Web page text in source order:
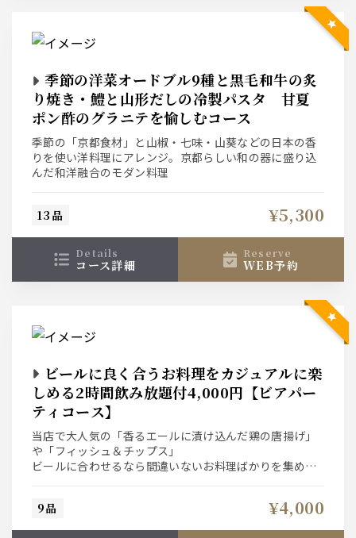
季節の洋菜オードブル9種と黒毛和牛の炙
り焼き・鱧と山形だしの冷製パスタ 甘夏
ポン酢のグラニテを愉しむコース
季節の「京都食材」と山椒・七味・山葵などの日本の香
りを使い洋料理にアレンジ。京都らしい和の器に盛り込
んだ和洋融合のモダン料理
13品 ¥5,300
details
コース詳細
reserve
WEB予約
ビールに良く合うお料理をカジュアルに楽
しめる2時間飲み放題付4,000円【ビアパー
ティコース】
当店で大人気の「香るエールに漬け込んだ鶏の唐揚げ」
や「フィッシュ＆チップス」
ビールに合わせるなら間違いないお料理ばかりを集めた
（お料理の追加には別途料金を頂きます。追加のラスト
9品 ¥4,000